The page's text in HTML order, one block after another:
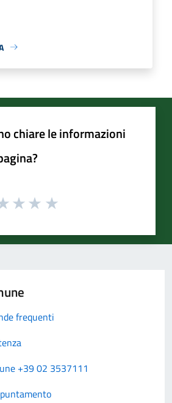
chiare le informazioni
frequenti
+39 02 3537111